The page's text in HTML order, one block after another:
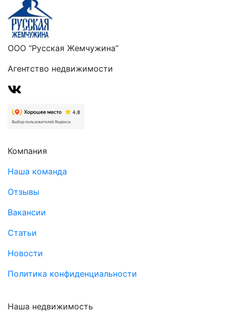
ООО “Русская Жемчужина”
Агентство недвижимости
Компания
Наша команда
Отзывы
Вакансии
Статьи
Новости
Политика конфиденциальности
Наша недвижимость